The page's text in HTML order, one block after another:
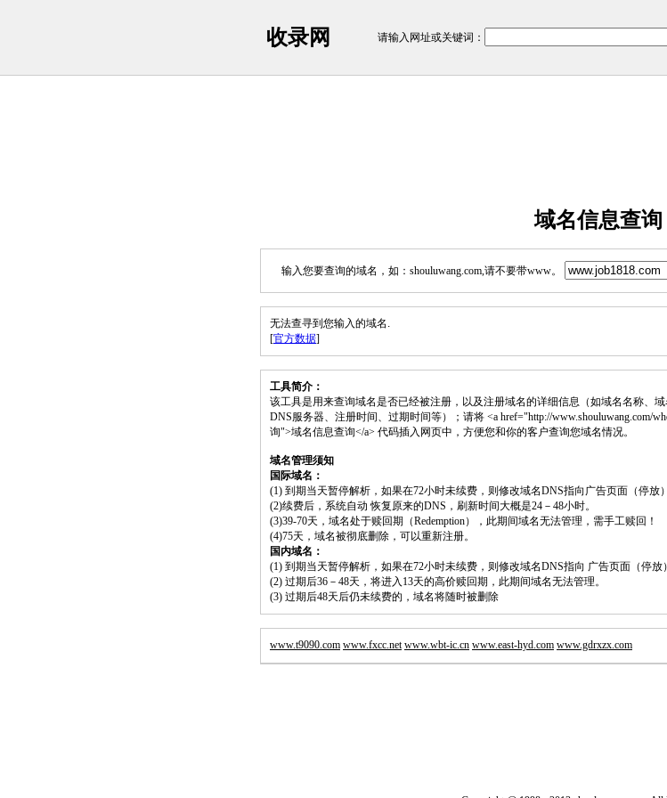
收录网 请输入网址或关键词：
域名信息查询
输入您要查询的域名，如：shouluwang.com,请不要带www。
无法查寻到您输入的域名.
[官方数据]
工具简介：
该工具是用来查询域名是否已经被注册，以及注册域名的详细信息（如域名名称、
DNS服务器、注册时间、过期时间等）；请将 <a href="http://www.shouluwang.com/
询">域名信息查询</a> 代码插入网页中，方便您和你的客户查询您域名情况。
域名管理须知
国际域名：
(1) 到期当天暂停解析，如果在72小时未续费，则修改域名DNS指向广告页面（停放
(2)续费后，系统自动 恢复原来的DNS，刷新时间大概是24－48小时。
(3)39-70天，域名处于赎回期（Redemption），此期间域名无法管理，需手工赎回！
(4)75天，域名被彻底删除，可以重新注册。
国内域名：
(1) 到期当天暂停解析，如果在72小时未续费，则修改域名DNS指向 广告页面（停放
(2) 过期后36－48天，将进入13天的高价赎回期，此期间域名无法管理。
(3) 过期后48天后仍未续费的，域名将随时被删除
www.t9090.com www.fxcc.net www.wbt-ic.cn www.east-hyd.com www.gdrxzx.com